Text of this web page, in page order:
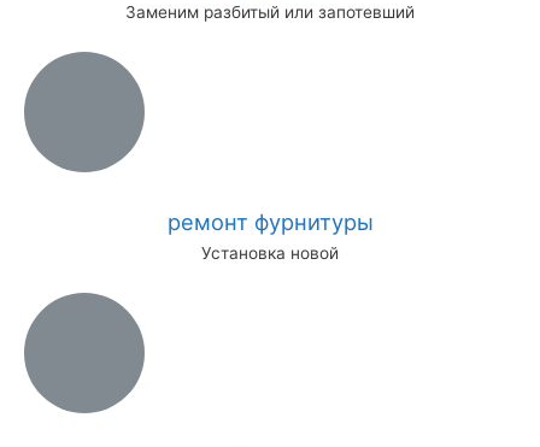
Заменим разбитый или запотевший
ремонт фурнитуры
Установка новой